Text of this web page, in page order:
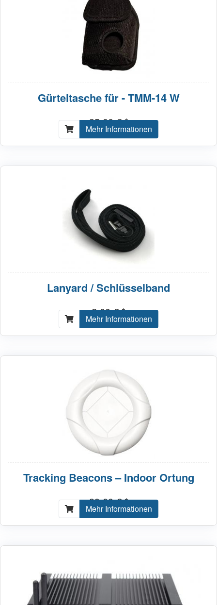
Gürteltasche für - TMM-14 W
35,00 € *
Mehr Informationen
Lanyard / Schlüsselband
2,00 € *
Mehr Informationen
Tracking Beacons – Indoor Ortung
39,00 € *
Mehr Informationen